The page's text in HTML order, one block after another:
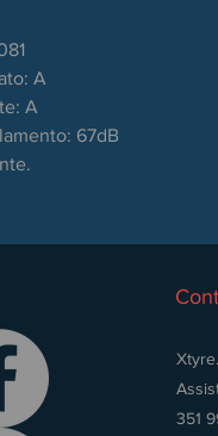
A
A
67dB
351